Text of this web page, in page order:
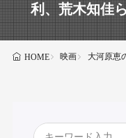
利、荒⽊知佳
HOME 映画 ⼤河原恵